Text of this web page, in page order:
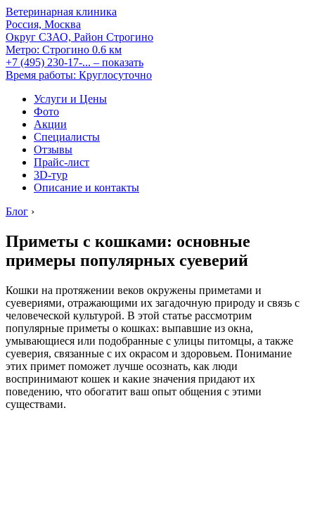
Ветеринарная клиника
Россия, Москва
Округ СЗАО, Район Строгино
Метро: Строгино 0.6 км
+7 (495) 230-17-... – показать
Время работы: Круглосуточно
Услуги и Цены
Фото
Акции
Специалисты
Отзывы
Прайс-лист
3D-тур
Описание и контакты
Блог ›
Приметы с кошками: основные
примеры популярных суеверий
Кошки на протяжении веков окружены приметами и
суевериями, отражающими их загадочную природу и связь с
человеческой культурой. В этой статье рассмотрим
популярные приметы о кошках: выпавшие из окна,
умывающиеся или подобранные с улицы питомцы, а также
суеверия, связанные с их окрасом и здоровьем. Понимание
этих примет поможет лучше осознать, как люди
воспринимают кошек и какие значения придают их
поведению, что обогатит ваш опыт общения с этими
существами.